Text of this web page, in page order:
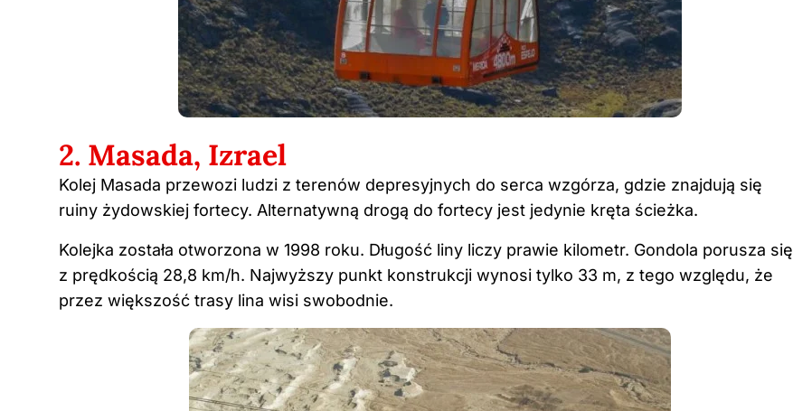
2. Masada, Izrael
Kolej Masada przewozi ludzi z terenów depresyjnych do serca wzgórza, gdzie znajdują się
ruiny żydowskiej fortecy. Alternatywną drogą do fortecy jest jedynie kręta ścieżka.
Kolejka została otworzona w 1998 roku. Długość liny liczy prawie kilometr. Gondola porusza się
z prędkością 28,8 km/h. Najwyższy punkt konstrukcji wynosi tylko 33 m, z tego względu, że
przez większość trasy lina wisi swobodnie.